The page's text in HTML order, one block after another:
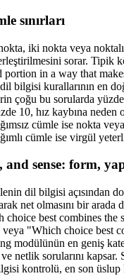
sınırları
iki nokta veya
sorar. Tipik
portion in a way that
bilgisi kurallarının en
çoğu bu sorularda
10, hız kaybına neden
cümle ise nokta
cümle ise virgül
sense: form,
dil bilgisi açısından
net olmasını bir
best combines the
"Which choice best
modülünün en geniş
netlik sorularını kapsar.
kontrolü, en son üslup